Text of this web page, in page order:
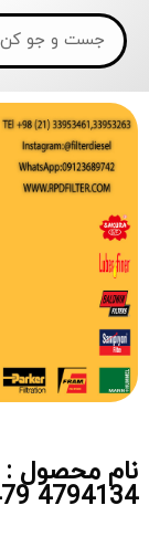
نام محصول
4794134 479-4133 SN40712 SK486021